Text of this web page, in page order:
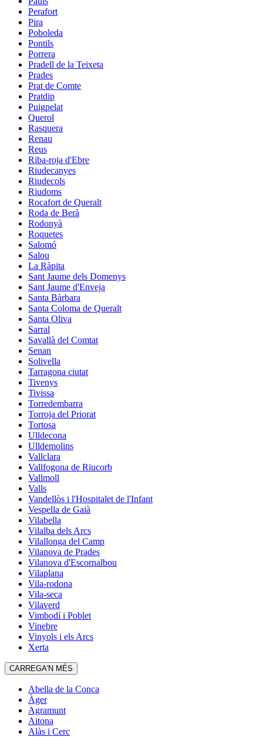
Perafort
Pira
Poboleda
Pontils
Porrera
Pradell de la Teixeta
Prades
Prat de Comte
Pratdip
Puigpelat
Querol
Rasquera
Renau
Reus
Riba-roja d'Ebre
Riudecanyes
Riudecols
Riudoms
Rocafort de Queralt
Roda de Berà
Rodonyà
Roquetes
Salomó
Salou
La Ràpita
Sant Jaume dels Domenys
Sant Jaume d'Enveja
Santa Bàrbara
Santa Coloma de Queralt
Santa Oliva
Sarral
Savallà del Comtat
Senan
Solivella
Tarragona ciutat
Tivenys
Tivissa
Torredembarra
Torroja del Priorat
Tortosa
Ulldecona
Ulldemolins
Vallclara
Vallfogona de Riucorb
Vallmoll
Valls
Vandellòs i l'Hospitalet de l'Infant
Vespella de Gaià
Vilabella
Vilalba dels Arcs
Vilallonga del Camp
Vilanova de Prades
Vilanova d'Escornalbou
Vilaplana
Vila-rodona
Vila-seca
Vilaverd
Vimbodí i Poblet
Vinebre
Vinyols i els Arcs
Xerta
CARREGA'N MÉS
Abella de la Conca
Àger
Agramunt
Aitona
Alàs i Cerc